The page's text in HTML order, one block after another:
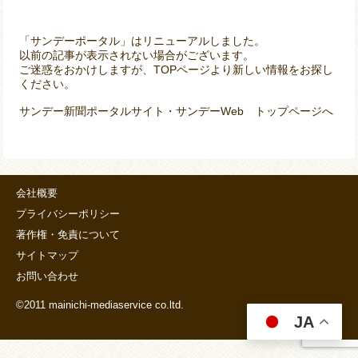
「サンデーポータル」はリニューアルしました。
以前の記事が表示されない場合がございます。
ご迷惑をおかけしますが、TOPページより新しい情報をお探し
ください。
サンデー新聞ポータルサイト・サンデーWeb トップページへ
会社概要
プライバシーポリシー
著作権・免責について
サイトマップ
お問い合わせ
©2011 mainichi-mediaservice co.ltd.
JA